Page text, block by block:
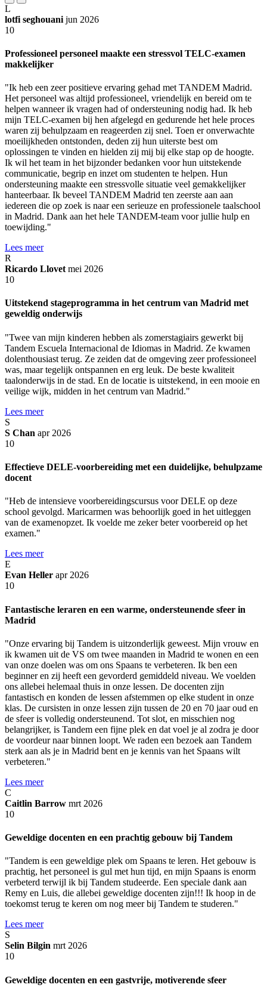
L
lotfi seghouani jun 2026
10
Professioneel personeel maakte een stressvol TELC-examen
makkelijker
"Ik heb een zeer positieve ervaring gehad met TANDEM Madrid.
Het personeel was altijd professioneel, vriendelijk en bereid om te
helpen wanneer ik vragen had of ondersteuning nodig had. Ik heb
mijn TELC-examen bij hen afgelegd en gedurende het hele proces
waren zij behulpzaam en reageerden zij snel. Toen er onverwachte
moeilijkheden ontstonden, deden zij hun uiterste best om
oplossingen te vinden en hielden zij mij bij elke stap op de hoogte.
Ik wil het team in het bijzonder bedanken voor hun uitstekende
communicatie, begrip en inzet om studenten te helpen. Hun
ondersteuning maakte een stressvolle situatie veel gemakkelijker
hanteerbaar. Ik beveel TANDEM Madrid ten zeerste aan aan
iedereen die op zoek is naar een serieuze en professionele taalschool
in Madrid. Dank aan het hele TANDEM-team voor jullie hulp en
toewijding."
Lees meer
R
Ricardo Llovet mei 2026
10
Uitstekend stageprogramma in het centrum van Madrid met
geweldig onderwijs
"Twee van mijn kinderen hebben als zomerstagiairs gewerkt bij
Tandem Escuela Internacional de Idiomas in Madrid. Ze kwamen
dolenthousiast terug. Ze zeiden dat de omgeving zeer professioneel
was, maar tegelijk ontspannen en erg leuk. De beste kwaliteit
taalonderwijs in de stad. En de locatie is uitstekend, in een mooie en
veilige wijk, midden in het centrum van Madrid."
Lees meer
S
S Chan apr 2026
10
Effectieve DELE-voorbereiding met een duidelijke, behulpzame
docent
"Heb de intensieve voorbereidingscursus voor DELE op deze
school gevolgd. Maricarmen was behoorlijk goed in het uitleggen
van de examenopzet. Ik voelde me zeker beter voorbereid op het
examen."
Lees meer
E
Evan Heller apr 2026
10
Fantastische leraren en een warme, ondersteunende sfeer in
Madrid
"Onze ervaring bij Tandem is uitzonderlijk geweest. Mijn vrouw en
ik kwamen uit de VS om twee maanden in Madrid te wonen en een
van onze doelen was om ons Spaans te verbeteren. Ik ben een
beginner en zij heeft een gevorderd gemiddeld niveau. We voelden
ons allebei helemaal thuis in onze lessen. De docenten zijn
fantastisch en konden de lessen afstemmen op elke student in onze
klas. De cursisten in onze lessen zijn tussen de 20 en 70 jaar oud en
de sfeer is volledig ondersteunend. Tot slot, en misschien nog
belangrijker, is Tandem een fijne plek en dat voel je al zodra je door
de voordeur naar binnen loopt. We raden een bezoek aan Tandem
sterk aan als je in Madrid bent en je kennis van het Spaans wilt
verbeteren."
Lees meer
C
Caitlin Barrow mrt 2026
10
Geweldige docenten en een prachtig gebouw bij Tandem
"Tandem is een geweldige plek om Spaans te leren. Het gebouw is
prachtig, het personeel is gul met hun tijd, en mijn Spaans is enorm
verbeterd terwijl ik bij Tandem studeerde. Een speciale dank aan
Remy en Luis, die allebei geweldige docenten zijn!!! Ik hoop in de
toekomst terug te keren om nog meer bij Tandem te studeren."
Lees meer
S
Selin Bilgin mrt 2026
10
Geweldige docenten en een gastvrije, motiverende sfeer